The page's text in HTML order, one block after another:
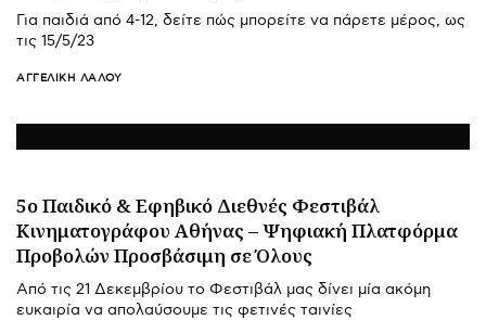
Για παιδιά από 4-12, δείτε πώς μπορείτε να πάρετε μέρος, ως
τις 15/5/23
ΑΓΓΕΛΙΚΉ ΛΆΛΟΥ
5ο Παιδικό & Εφηβικό Διεθνές Φεστιβάλ
Κινηματογράφου Αθήνας – Ψηφιακή Πλατφόρμα
Προβολών Προσβάσιμη σε Όλους
Από τις 21 Δεκεμβρίου το Φεστιβάλ μας δίνει μία ακόμη
ευκαιρία να απολαύσουμε τις φετινές ταινίες